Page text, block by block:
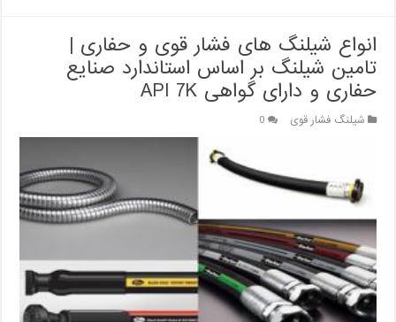
انواع شیلنگ های فشار قوی و حفاری |
تامین شیلنگ بر اساس استاندارد صنایع
حفاری و دارای گواهی API 7K
شیلنگ فشار قوی 0